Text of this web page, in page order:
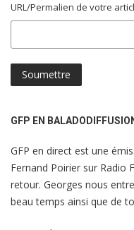
URL/Permalien de votre
GFP EN
GFP en direct est une
Fernand Poirier sur Radio
retour. Georges nous
beau temps ainsi que de